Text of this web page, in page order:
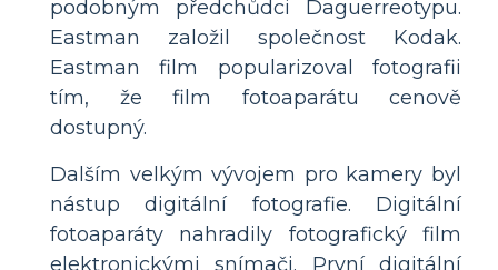
podobným předchůdci Daguerreotypu.
Eastman založil společnost Kodak.
Eastman film popularizoval fotografii
tím, že film fotoaparátu cenově
dostupný.
Dalším velkým vývojem pro kamery byl
nástup digitální fotografie. Digitální
fotoaparáty nahradily fotografický film
elektronickými snímači. První digitální